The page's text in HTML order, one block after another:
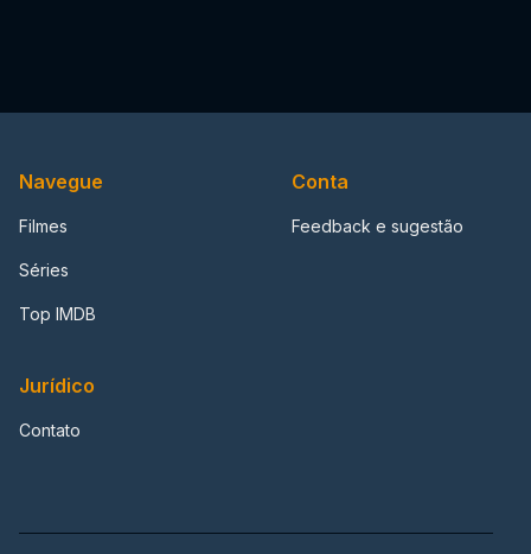
Navegue
Filmes
Séries
Top IMDB
Conta
Feedback e sugestão
Jurídico
Contato